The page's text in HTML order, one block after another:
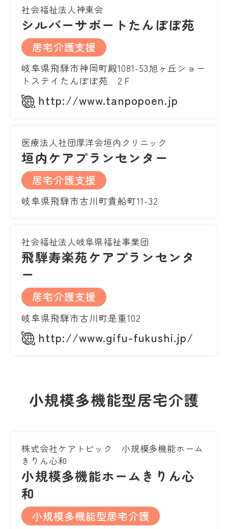
社会福祉法人神東会
シルバーサポートたんぽぽ苑
居宅介護支援
岐阜県飛騨市神岡町殿1081-53旭ヶ丘ショー
トステイたんぽぽ苑 2Ｆ
http://www.tanpopoen.jp
医療法人社団厚洋会垣内クリニック
垣内ケアプランセンター
居宅介護支援
岐阜県飛騨市古川町貴船町11-32
社会福祉法人岐阜県福祉事業団
飛騨寿楽苑ケアプランセンタ
ー
居宅介護支援
岐阜県飛騨市古川町是重102
http://www.gifu-fukushi.jp/
小規模多機能型居宅介護
株式会社ケアトピック 小規模多機能ホーム
きりん心和
小規模多機能ホームきりん心
和
小規模多機能型居宅介護